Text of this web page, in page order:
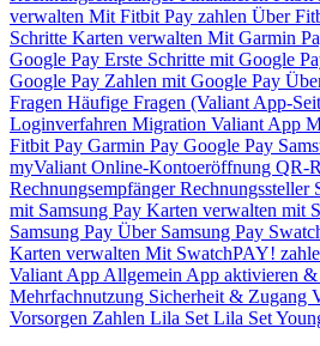
verwalten Mit Fitbit Pay zahlen Über
Schritte Karten verwalten Mit Garmin
Google Pay Erste Schritte mit Google
Google Pay Zahlen mit Google Pay
Fragen Häufige Fragen (Valiant App-
Loginverfahren Migration Valiant App
Fitbit Pay Garmin Pay Google Pay
myValiant Online-Kontoeröffnung QR-
RechnungsempfängerRechnungssteller
mit Samsung Pay Karten verwalten mit
Samsung Pay Über Samsung Pay
Karten verwalten Mit SwatchPAY!
Valiant App Allgemein App aktivieren &
Mehrfachnutzung Sicherheit & Zugang
Vorsorgen Zahlen Lila Set Lila Set